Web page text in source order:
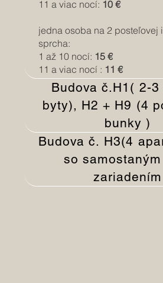
11 a viac nocí: 10 €
jedna osoba na 2 posteľovej
sprcha:
1 až 10 nocí: 15 €
11 a viac nocí : 11 €
Budova č.H1( 2-3
byty), H2 + H9 (4
bunky )
Budova č. H3(4
so
zariadením